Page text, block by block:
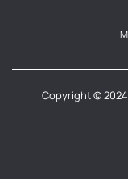
Copyright ©